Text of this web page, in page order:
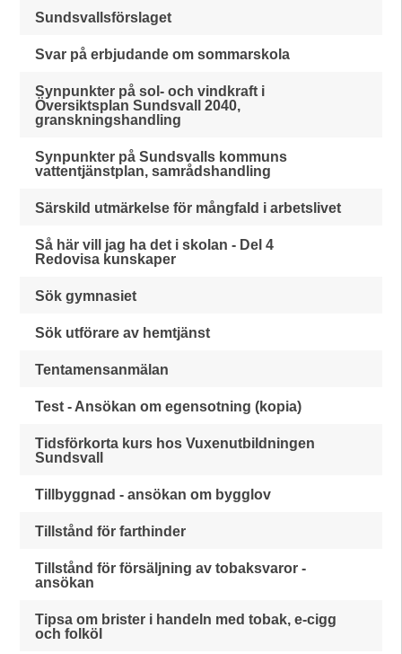
Sundsvallsförslaget
Svar på erbjudande om sommarskola
Synpunkter på sol- och vindkraft i
Översiktsplan Sundsvall 2040,
granskningshandling
Synpunkter på Sundsvalls kommuns
vattentjänstplan, samrådshandling
Särskild utmärkelse för mångfald i arbetslivet
Så här vill jag ha det i skolan - Del 4
Redovisa kunskaper
Sök gymnasiet
Sök utförare av hemtjänst
Tentamensanmälan
Test - Ansökan om egensotning (kopia)
Tidsförkorta kurs hos Vuxenutbildningen
Sundsvall
Tillbyggnad - ansökan om bygglov
Tillstånd för farthinder
Tillstånd för försäljning av tobaksvaror -
ansökan
Tipsa om brister i handeln med tobak, e-cigg
och folköl